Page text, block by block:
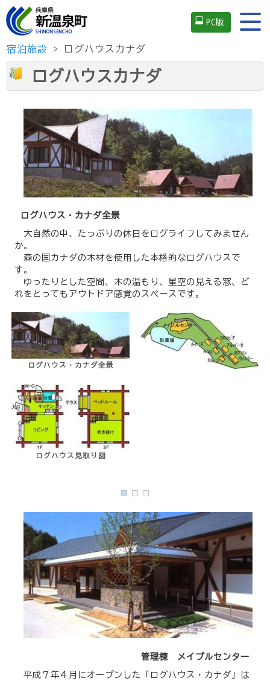
PC版
宿泊施設 > ログハウスカナダ
ログハウスカナダ
ログハウス・カナダ全景
大自然の中、たっぷりの休日をログライフしてみません
か。
森の国カナダの木材を使用した本格的なログハウスで
す。
ゆったりとした空間、木の温もり、星空の見える窓、ど
れをとってもアウトドア感覚のスペースです。
ログハウス・カナダ全景
ログハウス見取り図
管理棟 メイプルセンター
平成７年４月にオープンした「ログハウス・カナダ」は